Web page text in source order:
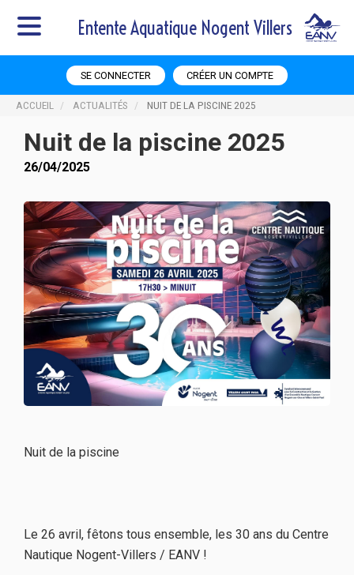
Entente Aquatique Nogent Villers
SE CONNECTER CRÉER UN COMPTE
ACCUEIL ACTUALITÉS NUIT DE LA PISCINE 2025
Nuit de la piscine 2025
26/04/2025
Nuit de la piscine
Le 26 avril, fêtons tous ensemble, les 30 ans du Centre
Nautique Nogent-Villers / EANV !